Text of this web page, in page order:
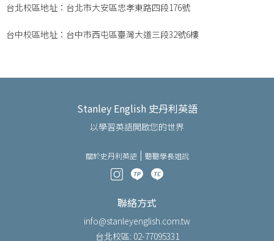
台北校區地址：台北市大安區忠孝東路四段176號
台中校區地址：台中市西屯區臺灣大道三段32號6樓
Stanley English 史丹利英語
以學習英語開啟您的世界
關於史丹利英語 聽聽學長姐說
聯絡方式
info@stanleyenglish.com.tw
台北校區: 02-77095331